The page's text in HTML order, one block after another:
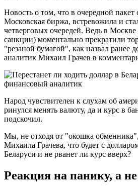
Новость о том, что в очередной
Московская биржа, встревожила и
четверговых очередей. Ведь в Москве
санкции) моментально прекратили
"резаной бумагой", как назвал ранее
аналитик Михаил Грачев в
Народ чувствителен к слухам об
ринулся менять валюту, да и курс в
подскочил.
Мы, не отходя от "окошка
Михаила Грачева, что будет с
Беларуси и не рванет ли курс вверх?
Реакция на панику, а